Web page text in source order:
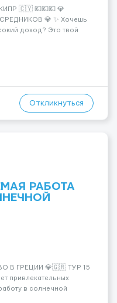
🇨🇾 💶💶💶 💎
💎 ✨ Хочешь
доход? Это твой
— Стабильный поток
Откликнуться
РАБОТА
В ГРЕЦИИ 💎🇬🇷 ТУР 15
привлекательных
в солнечной